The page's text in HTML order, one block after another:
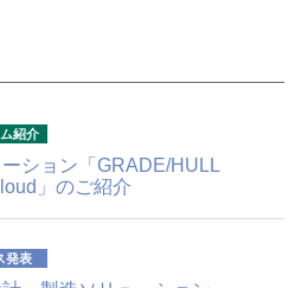
ション 「GRADE/HULL
」のご紹介